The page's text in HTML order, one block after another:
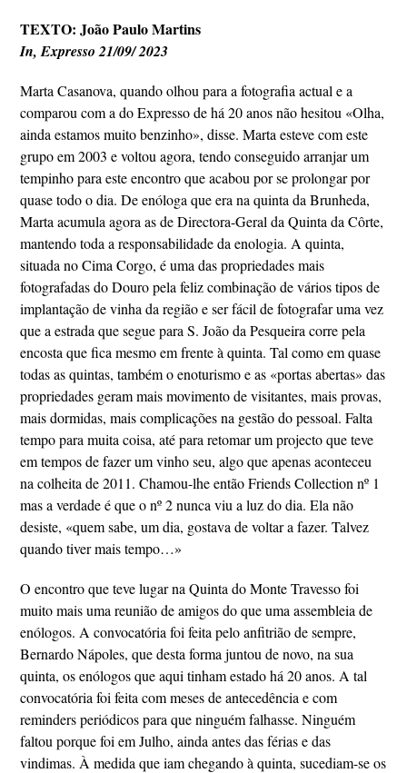
TEXTO: João Paulo Martins
In, Expresso 21/09/ 2023
Marta Casanova, quando olhou para a fotografia actual e a
comparou com a do Expresso de há 20 anos não hesitou «Olha,
ainda estamos muito benzinho», disse. Marta esteve com este
grupo em 2003 e voltou agora, tendo conseguido arranjar um
tempinho para este encontro que acabou por se prolongar por
quase todo o dia. De enóloga que era na quinta da Brunheda,
Marta acumula agora as de Directora-Geral da Quinta da Côrte,
mantendo toda a responsabilidade da enologia. A quinta,
situada no Cima Corgo, é uma das propriedades mais
fotografadas do Douro pela feliz combinação de vários tipos de
implantação de vinha da região e ser fácil de fotografar uma vez
que a estrada que segue para S. João da Pesqueira corre pela
encosta que fica mesmo em frente à quinta. Tal como em quase
todas as quintas, também o enoturismo e as «portas abertas» das
propriedades geram mais movimento de visitantes, mais provas,
mais dormidas, mais complicações na gestão do pessoal. Falta
tempo para muita coisa, até para retomar um projecto que teve
em tempos de fazer um vinho seu, algo que apenas aconteceu
na colheita de 2011. Chamou-lhe então Friends Collection nº 1
mas a verdade é que o nº 2 nunca viu a luz do dia. Ela não
desiste, «quem sabe, um dia, gostava de voltar a fazer. Talvez
quando tiver mais tempo…»
O encontro que teve lugar na Quinta do Monte Travesso foi
muito mais uma reunião de amigos do que uma assembleia de
enólogos. A convocatória foi feita pelo anfitrião de sempre,
Bernardo Nápoles, que desta forma juntou de novo, na sua
quinta, os enólogos que aqui tinham estado há 20 anos. A tal
convocatória foi feita com meses de antecedência e com
reminders periódicos para que ninguém falhasse. Ninguém
faltou porque foi em Julho, ainda antes das férias e das
vindimas. À medida que iam chegando à quinta, sucediam-se os